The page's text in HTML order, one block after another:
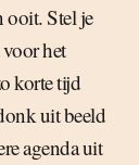
ooit. Stel je
het
korte tijd
uit beeld
agenda uit